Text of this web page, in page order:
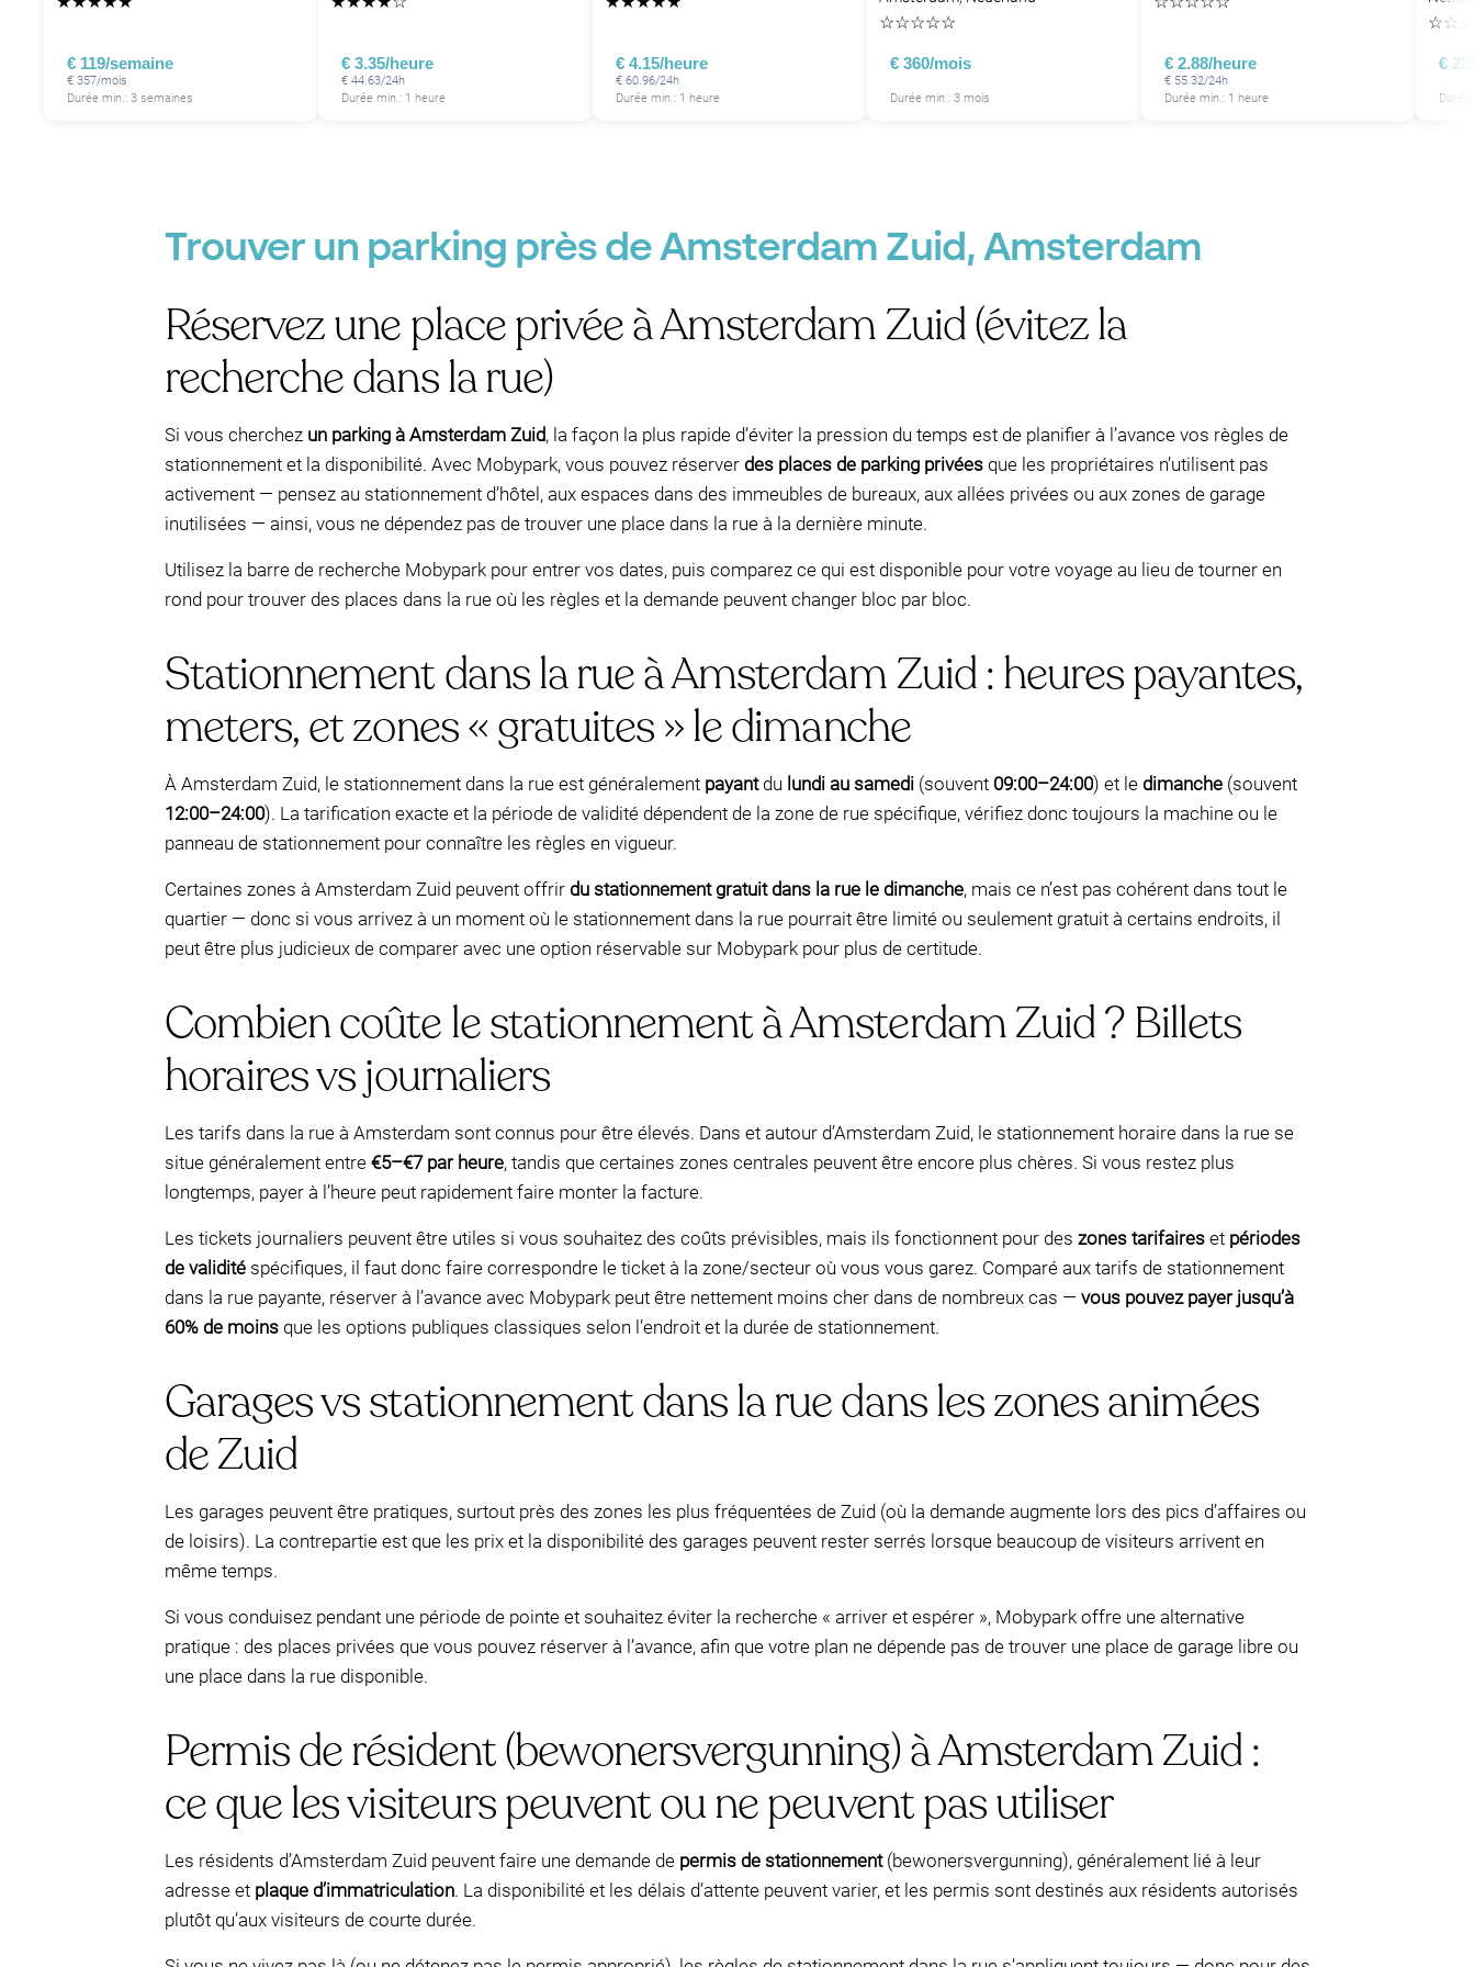
P
€ 119/semaine
€ 357/mois
Durée min.: 3 semaines
€ 3.35/heure
€ 44.63/24h
Durée min.: 1 heure
€ 4.15/heure
€ 60.96/24h
Durée min.: 1 heure
☆☆☆☆☆
€ 360/mois
Durée min.: 3 mois
€ 2.88/heure
€ 55.32/24h
Durée min.: 1 heure
☆☆
€
Durée
Trouver un parking près de Amsterdam Zuid, Amsterdam
Réservez une place privée à Amsterdam Zuid (évitez la
recherche dans la rue)
Si vous cherchez un parking à Amsterdam Zuid, la façon la plus rapide d’éviter la pression du temps est de planifier à l’avance vos règles de
stationnement et la disponibilité. Avec Mobypark, vous pouvez réserver des places de parking privées que les propriétaires n’utilisent pas
activement — pensez au stationnement d’hôtel, aux espaces dans des immeubles de bureaux, aux allées privées ou aux zones de garage
inutilisées — ainsi, vous ne dépendez pas de trouver une place dans la rue à la dernière minute.
Utilisez la barre de recherche Mobypark pour entrer vos dates, puis comparez ce qui est disponible pour votre voyage au lieu de tourner en
rond pour trouver des places dans la rue où les règles et la demande peuvent changer bloc par bloc.
Stationnement dans la rue à Amsterdam Zuid : heures payantes,
meters, et zones « gratuites » le dimanche
À Amsterdam Zuid, le stationnement dans la rue est généralement payantdu lundi au samedi (souvent 09:00–24:00) et le dimanche (souvent
12:00–24:00). La tarification exacte et la période de validité dépendent de la zone de rue spécifique, vérifiez donc toujours la machine ou le
panneau de stationnement pour connaître les règles en vigueur.
Certaines zones à Amsterdam Zuid peuvent offrir du stationnement gratuit dans la rue le dimanche, mais ce n’est pas cohérent dans tout le
quartier — donc si vous arrivez à un moment où le stationnement dans la rue pourrait être limité ou seulement gratuit à certains endroits, il
peut être plus judicieux de comparer avec une option réservable sur Mobypark pour plus de certitude.
Combien coûte le stationnement à Amsterdam Zuid ? Billets
horaires vs journaliers
Les tarifs dans la rue à Amsterdam sont connus pour être élevés. Dans et autour d’Amsterdam Zuid, le stationnement horaire dans la rue se
situe généralement entre €5–€7 par heure, tandis que certaines zones centrales peuvent être encore plus chères. Si vous restez plus
longtemps, payer à l’heure peut rapidement faire monter la facture.
Les tickets journaliers peuvent être utiles si vous souhaitez des coûts prévisibles, mais ils fonctionnent pour des zones tarifaires et périodes
de validité spécifiques, il faut donc faire correspondre le ticket à la zone/secteur où vous vous garez. Comparé aux tarifs de stationnement
dans la rue payante, réserver à l’avance avec Mobypark peut être nettement moins cher dans de nombreux cas — vous pouvez payer jusqu’à
60% de moins que les options publiques classiques selon l’endroit et la durée de stationnement.
Garages vs stationnement dans la rue dans les zones animées
de Zuid
Les garages peuvent être pratiques, surtout près des zones les plus fréquentées de Zuid (où la demande augmente lors des pics d’affaires ou
de loisirs). La contrepartie est que les prix et la disponibilité des garages peuvent rester serrés lorsque beaucoup de visiteurs arrivent en
même temps.
Si vous conduisez pendant une période de pointe et souhaitez éviter la recherche « arriver et espérer », Mobypark offre une alternative
pratique : des places privées que vous pouvez réserver à l’avance, afin que votre plan ne dépende pas de trouver une place de garage libre ou
une place dans la rue disponible.
Permis de résident (bewonersvergunning) à Amsterdam Zuid :
ce que les visiteurs peuvent ou ne peuvent pas utiliser
Les résidents d’Amsterdam Zuid peuvent faire une demande de permis de stationnement(bewonersvergunning), généralement lié à leur
adresse et plaque d’immatriculation. La disponibilité et les délais d’attente peuvent varier, et les permis sont destinés aux résidents autorisés
plutôt qu’aux visiteurs de courte durée.